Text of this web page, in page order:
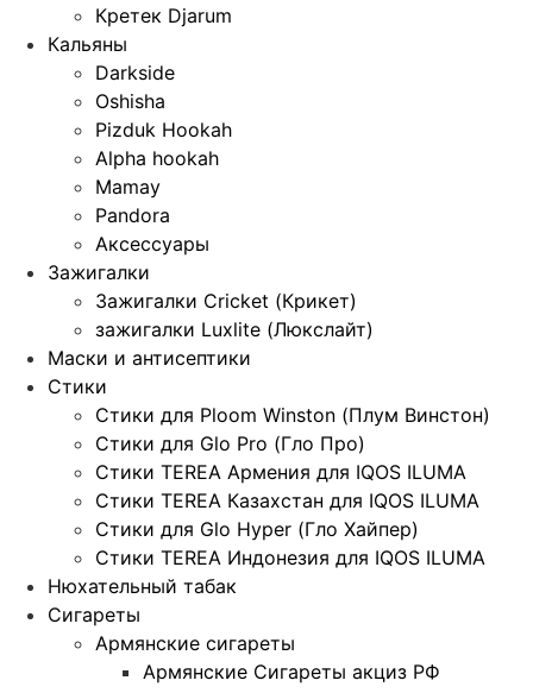
Кретек Djarum
Кальяны
Darkside
Oshisha
Pizduk Hookah
Alpha hookah
Mamay
Pandora
Аксессуары
Зажигалки
Зажигалки Cricket (Крикет)
зажигалки Luxlite (Люкслайт)
Маски и антисептики
Стики
Стики для Ploom Winston (Плум Винстон)
Стики для Glo Pro (Гло Про)
Стики TEREA Армения для IQOS ILUMA
Стики TEREA Казахстан для IQOS ILUMA
Стики для Glo Hyper (Гло Хайпер)
Стики TEREA Индонезия для IQOS ILUMA
Нюхательный табак
Сигареты
Армянские сигареты
Армянские Сигареты акциз РФ